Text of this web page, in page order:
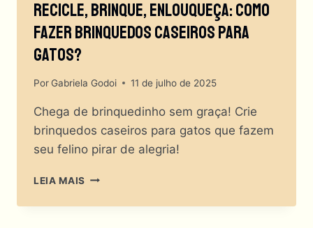
Recicle, Brinque, Enlouqueça: Como
Fazer Brinquedos Caseiros Para
Gatos?
PorGabriela Godoi 11 de julho de 2025
Chega de brinquedinho sem graça! Crie
brinquedos caseiros para gatos que fazem
seu felino pirar de alegria!
LEIA MAIS RECICLE,
ENLOUQUEÇA: